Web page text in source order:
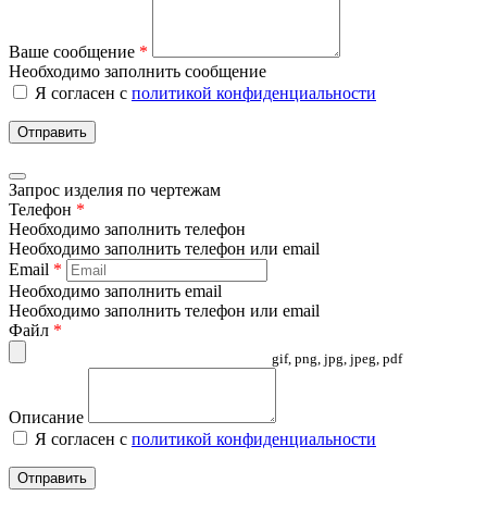
Ваше сообщение *
Необходимо заполнить сообщение
Я согласен с политикой конфиденциальности
Отправить
Запрос изделия по чертежам
Телефон *
Необходимо заполнить телефон
Необходимо заполнить телефон или email
Email *
Необходимо заполнить email
Необходимо заполнить телефон или email
Файл *
gif, png, jpg, jpeg, pdf
Описание
Я согласен с политикой конфиденциальности
Отправить